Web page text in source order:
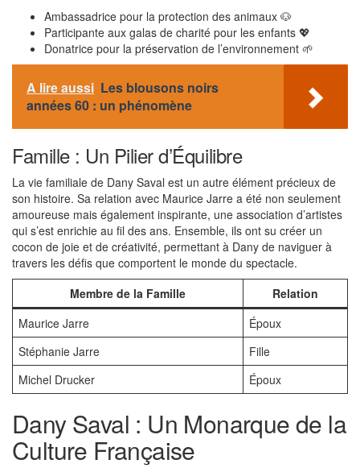
Ambassadrice pour la protection des animaux 🐶
Participante aux galas de charité pour les enfants 💖
Donatrice pour la préservation de l’environnement 🌱
A lire aussi Les blousons noirs
années 60 : un phénomène
Famille : Un Pilier d’Équilibre
La vie familiale de Dany Saval est un autre élément précieux de
son histoire. Sa relation avec Maurice Jarre a été non seulement
amoureuse mais également inspirante, une association d’artistes
qui s’est enrichie au fil des ans. Ensemble, ils ont su créer un
cocon de joie et de créativité, permettant à Dany de naviguer à
travers les défis que comportent le monde du spectacle.
Membre de la Famille
Relation
Maurice Jarre
Époux
Stéphanie Jarre
Fille
Michel Drucker
Époux
Dany Saval : Un Monarque de la
Culture Française